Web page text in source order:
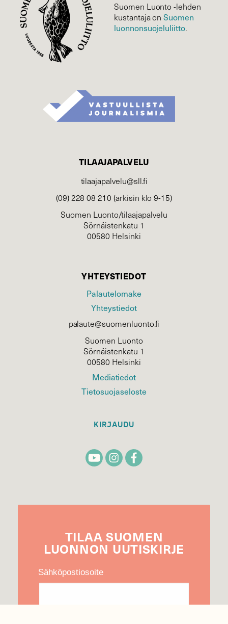
Suomen Luonto -lehden
kustantaja onSuomen
luonnonsuojelu­liitto.
TILAAJAPALVELU
tilaajapalvelu@sll.fi
(09) 228 08 210 (arkisin klo 9-15)
Suomen Luonto/tilaajapalvelu
Sörnäistenkatu 1
00580 Helsinki
YHTEYSTIEDOT
Palautelomake
Yhteystiedot
palaute@suomenluonto.fi
Suomen Luonto
Sörnäistenkatu 1
00580 Helsinki
Mediatiedot
Tietosuojaseloste
KIRJAUDU
TILAA SUOMEN
LUONNON UUTIS­KIRJE
Sähköpostiosoite